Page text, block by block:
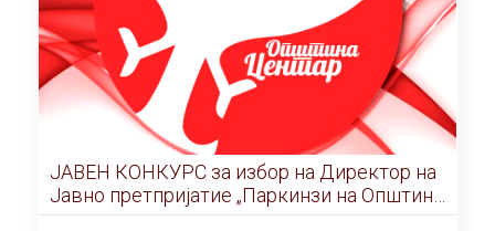
ЈАВЕН КОНКУРС за избор на Директор на
Јавно претпријатие „Паркинзи на Општина
Центар“ – Скопје